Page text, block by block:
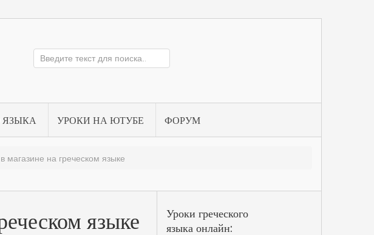
ЯЗЫКА УРОКИ НА ЮТУБЕ ФОРУМ
магазине на греческом языке
языке
Уроки греческого
языка онлайн: